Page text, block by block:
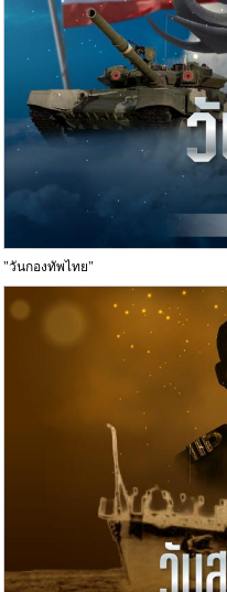
"วันกองทัพไทย"